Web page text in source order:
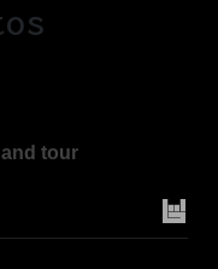
tour